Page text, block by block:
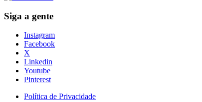
Siga a gente
Instagram
Facebook
X
Linkedin
Youtube
Pinterest
Política de Privacidade